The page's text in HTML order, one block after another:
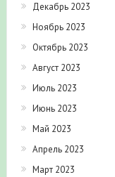
Декабрь 2023
Ноябрь 2023
Октябрь 2023
Август 2023
Июль 2023
Июнь 2023
Май 2023
Апрель 2023
Март 2023